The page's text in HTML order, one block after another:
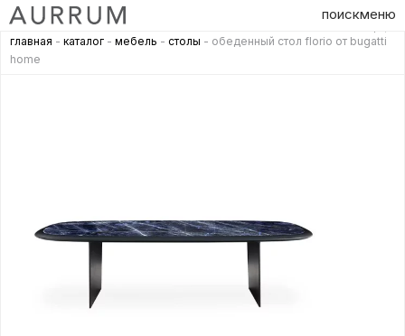
поискменю
главная - каталог - мебель - столы - обеденный стол florio от bugatti
home